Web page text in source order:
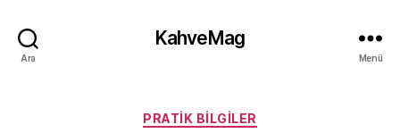
Ara
KahveMag
Menü
Kategoriler
PRATIK BILGILER